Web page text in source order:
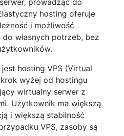
hosting oferuje
i możliwość
własnych potrzeb, bez
hosting VPS (Virtual
wyżej od hostingu
wirtualny serwer z
Użytkownik ma większą
i większą stabilność
VPS, zasoby są